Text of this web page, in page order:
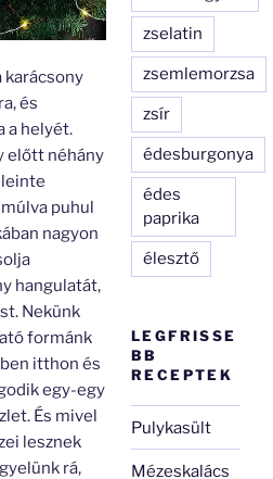
karácsony
és
a helyét.
előtt néhány
puhul
nagyon
hangulatát,
Nekünk
formánk
itthon és
egy-egy
És mivel
lesznek
rá,
zselatin
zsemlemorzsa
zsír
édesburgonya
édes
paprika
élesztő
LEGFRISSE
BB
RECEPTEK
Pulykasült
Mézeskalács